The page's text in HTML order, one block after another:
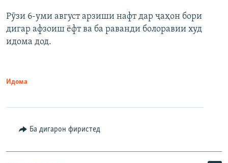
Рӯзи 6-уми август арзиши нафт дар ҷаҳон бори
дигар афзоиш ёфт ва ба раванди болоравии худ
идома дод.
Идома
Ба дигарон фиристед